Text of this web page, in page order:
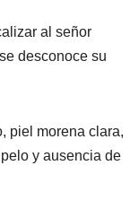
al señor
desconoce su
piel morena clara,
y ausencia de